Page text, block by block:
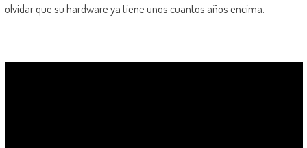
olvidar que su hardware ya tiene unos cuantos años encima.